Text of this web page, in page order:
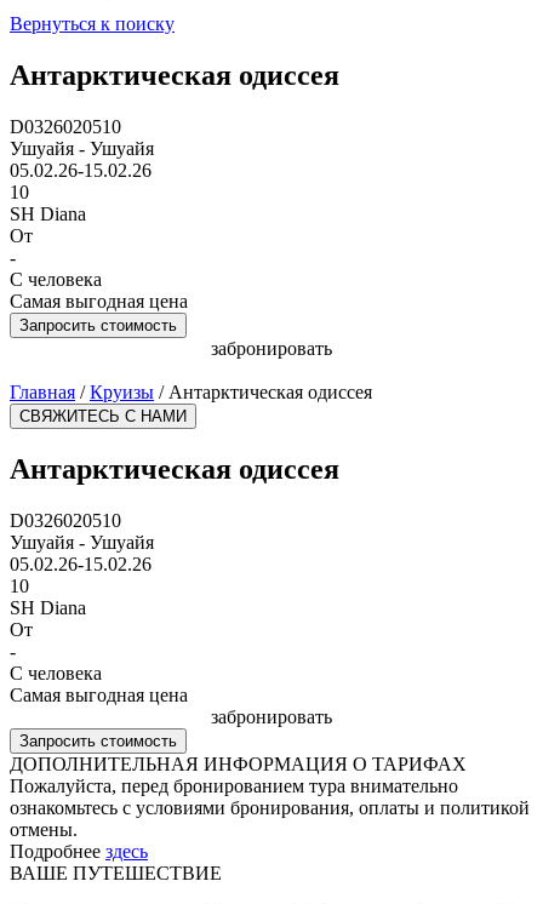
Вернуться к поиску
Антарктическая одиссея
D0326020510
Ушуайя - Ушуайя
05.02.26-15.02.26
10
SH Diana
От
-
С человека
Самая выгодная цена
Запросить стоимость
забронировать
Главная / Круизы / Антарктическая одиссея
СВЯЖИТЕСЬ С НАМИ
Антарктическая одиссея
D0326020510
Ушуайя - Ушуайя
05.02.26-15.02.26
10
SH Diana
От
-
С человека
Самая выгодная цена
забронировать
Запросить стоимость
ДОПОЛНИТЕЛЬНАЯ ИНФОРМАЦИЯ О ТАРИФАХ
Пожалуйста, перед бронированием тура внимательно
ознакомьтесь с условиями бронирования, оплаты и политикой
отмены.
Подробнее здесь
ВАШЕ ПУТЕШЕСТВИЕ